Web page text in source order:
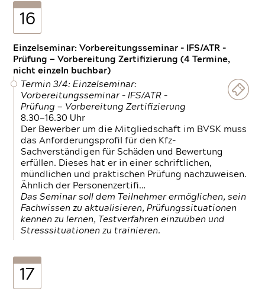
16
Einzelseminar: Vorbereitungsseminar - IFS/ATR -
Prüfung — Vorbereitung Zertifizierung (4 Termine,
nicht einzeln buchbar)
Termin 3/4: Einzelseminar:
Vorbereitungsseminar - IFS/ATR -
Prüfung — Vorbereitung Zertifizierung
8.30—16.30 Uhr
Der Bewerber um die Mitgliedschaft im BVSK muss
das Anforderungsprofil für den Kfz-
Sachverständigen für Schäden und Bewertung
erfüllen. Dieses hat er in einer schriftlichen,
mündlichen und praktischen Prüfung nachzuweisen.
Ähnlich der Personenzertifi…
Das Seminar soll dem Teilnehmer ermöglichen, sein
Fachwissen zu aktualisieren, Prüfungssituationen
kennen zu lernen, Testverfahren einzuüben und
Stresssituationen zu trainieren.
17